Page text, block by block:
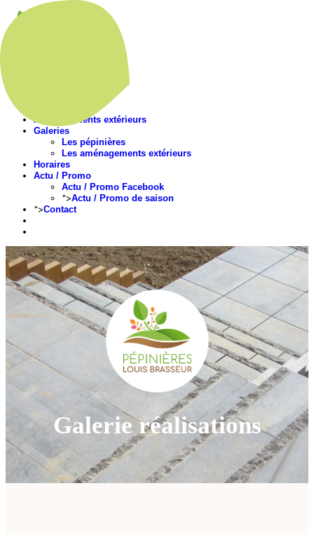
Aménagements extérieurs
Galeries
Les pépinières
Les aménagements extérieurs
Horaires
Actu / Promo
Actu / Promo Facebook
">Actu / Promo de saison
">Contact
Galerie réalisations